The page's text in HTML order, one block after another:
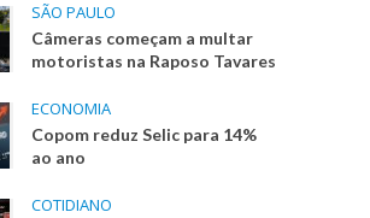
SÃO PAULO
Câmeras começam a multar
motoristas na Raposo Tavares
ECONOMIA
Copom reduz Selic para 14%
ao ano
COTIDIANO